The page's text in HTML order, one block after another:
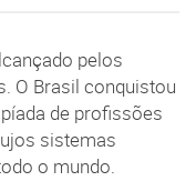
pelos
O Brasil conquistou
de profissões
sistemas
o mundo.